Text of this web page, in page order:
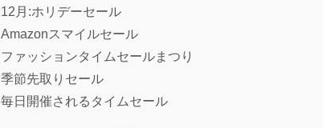
12月:ホリデーセール
Amazonスマイルセール
ファッションタイムセールまつり
季節先取りセール
毎日開催されるタイムセール